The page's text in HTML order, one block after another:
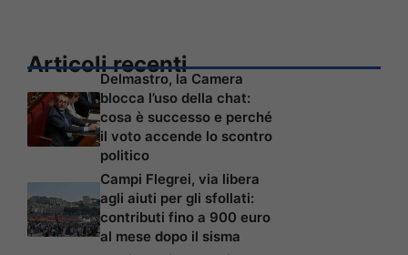
Articoli recenti
Delmastro, la Camera
blocca l’uso della chat:
cosa è successo e perché
il voto accende lo scontro
politico
Campi Flegrei, via libera
agli aiuti per gli sfollati:
contributi fino a 900 euro
al mese dopo il sisma